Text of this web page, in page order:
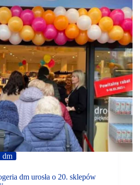
dm
dm urosła o 20. sklepów